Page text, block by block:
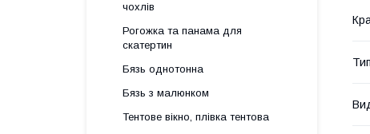
чохлів
Рогожка та панама для
скатертин
Бязь однотонна
Бязь з малюнком
Тентове вікно, плівка тентова